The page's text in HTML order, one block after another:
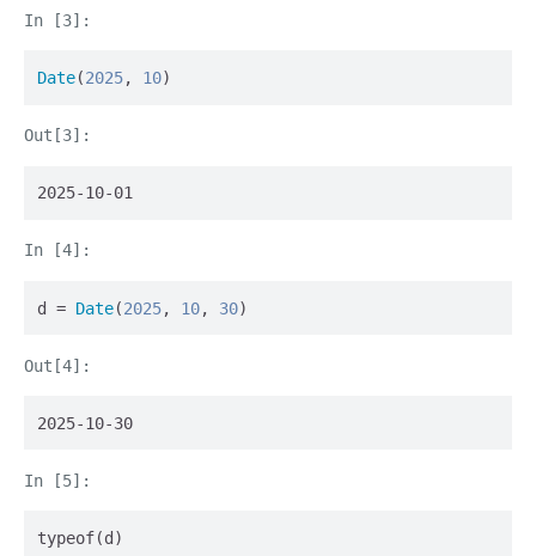
Date(2025, 10)
2025-10-01
d = Date(2025, 10, 30)
2025-10-30
typeof(d)